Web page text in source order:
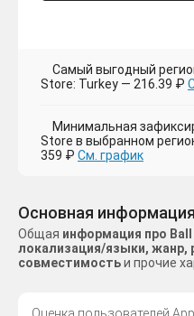
Самый выгодный
Store: Turkey — 216.39 ₽
Минимальная
Store в выбранном
359 ₽ См. график
Основная информация
Общая информация про Ball
локализация/языки, жанр,
совместимостьи прочие